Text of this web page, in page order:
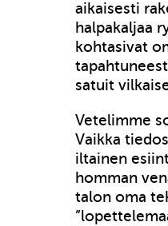
aikaisesti
halpakaljaa
kohtasivat
satuit
Vetelimme
Vaikka
iltainen
homman
talon oma